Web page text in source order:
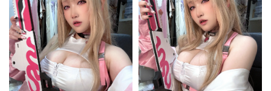
e
n
a
v
i